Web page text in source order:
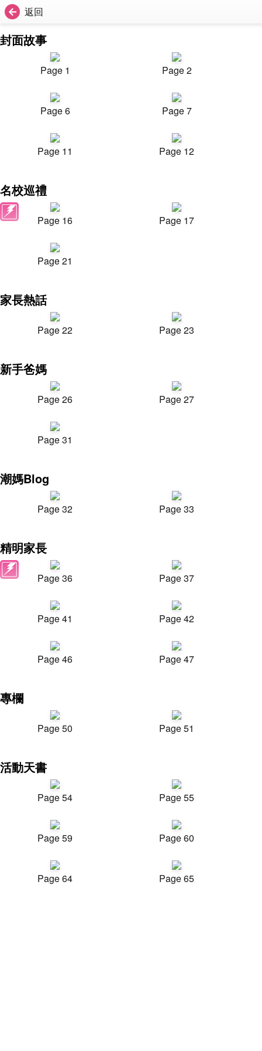
返回
封面故事
Page 1 Page 2
Page 6 Page 7
Page 11 Page 12
名校巡禮
Page 16 Page 17
Page 21
家長熱話
Page 22 Page 23
新手爸媽
Page 26 Page 27
Page 31
潮媽Blog
Page 32 Page 33
精明家長
Page 36 Page 37
Page 41 Page 42
Page 46 Page 47
專欄
Page 50 Page 51
活動天書
Page 54 Page 55
Page 59 Page 60
Page 64 Page 65